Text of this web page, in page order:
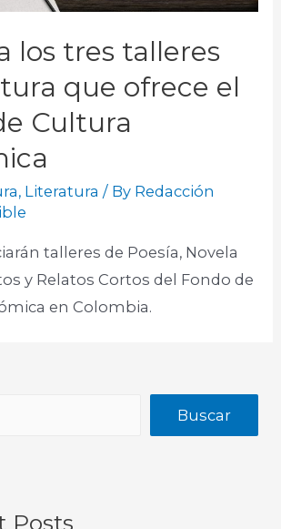
los tres talleres
que ofrece el
Cultura
, Literatura / By Redacción
talleres de Poesía, Novela
y Relatos Cortos del Fondo de
en Colombia.
Buscar
Posts